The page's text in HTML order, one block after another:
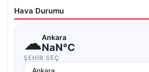
Hava Durumu
☁Ankara
NaN°C
ŞEHIR SEÇ